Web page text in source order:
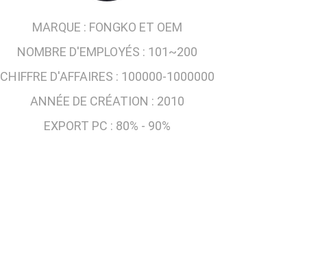
MARQUE : FONGKO ET OEM
NOMBRE D'EMPLOYÉS : 101~200
CHIFFRE D'AFFAIRES : 100000-1000000
ANNÉE DE CRÉATION : 2010
EXPORT PC : 80% - 90%